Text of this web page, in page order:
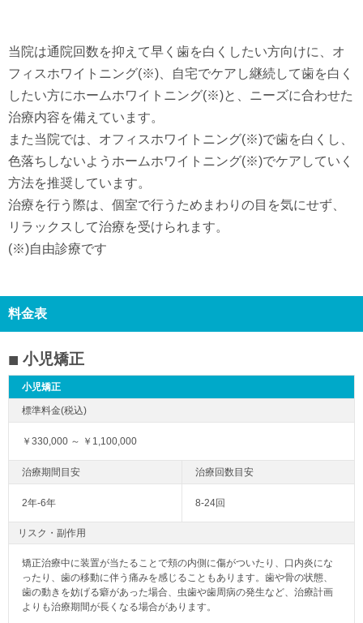
当院は通院回数を抑えて早く歯を白くしたい方向けに、オ
フィスホワイトニング(※)、自宅でケアし継続して歯を白く
したい方にホームホワイトニング(※)と、ニーズに合わせた
治療内容を備えています。
また当院では、オフィスホワイトニング(※)で歯を白くし、
色落ちしないようホームホワイトニング(※)でケアしていく
方法を推奨しています。
治療を行う際は、個室で行うためまわりの目を気にせず、
リラックスして治療を受けられます。
(※)自由診療です
料金表
小児矯正
小児矯正
￥330,000 ～ ￥1,100,000
2年-6年 8-24回
リスク・副作用
矯正治療中に装置が当たることで頬の内側に傷がついたり、口内炎にな
ったり、歯の移動に伴う痛みを感じることもあります。歯や骨の状態、
歯の動きを妨げる癖があった場合、虫歯や歯周病の発生など、治療計画
よりも治療期間が長くなる場合があります。